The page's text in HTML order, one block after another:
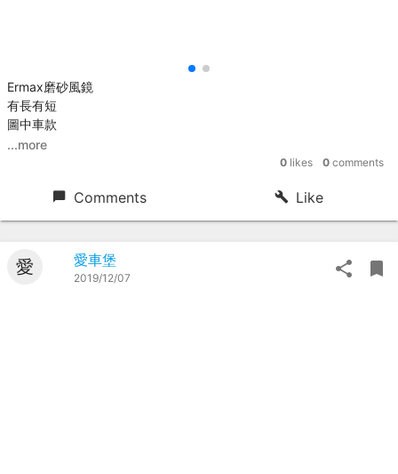
Ermax磨砂風鏡
有長有短
圖中車款
...more
0 likes 0 comments
Comments Like
愛 愛車堡
2019/12/07